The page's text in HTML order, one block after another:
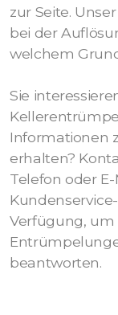
zur Seite.
bei der
welchem
Sie
Informationen
erhalten?
Telefon oder
Verfügung,
beantworten.